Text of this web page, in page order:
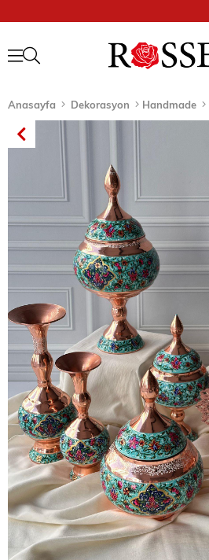
Anasayfa Dekorasyon Handmade